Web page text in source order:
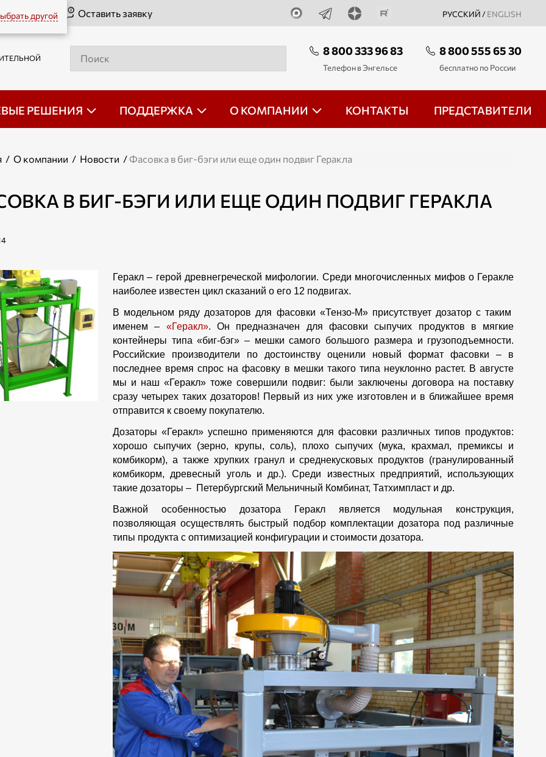
другой РУССКИЙ / ENGLISH
Оставить заявку
8 800 333 96 83
Телефон в Энгельсе
8 800 555 65 30
бесплатно по России
РЕШЕНИЯ ПОДДЕРЖКА О КОМПАНИИ КОНТАКТЫ ПРЕДСТАВИТЕЛИ
/ О компании / Новости /Фасовка в биг-бэги или еще один подвиг Геракла
В БИГ-БЭГИ ИЛИ ЕЩЕ ОДИН ПОДВИГ ГЕРАКЛА
Геракл – герой древнегреческой мифологии. Среди многочисленных мифов о Геракле
наиболее известен цикл сказаний о его 12 подвигах.
В модельном ряду дозаторов для фасовки «Тензо-М» присутствует дозатор с таким
именем – «Геракл». Он предназначен для фасовки сыпучих продуктов в мягкие
контейнеры типа «биг-бэг» – мешки самого большого размера и грузоподъемности.
Российские производители по достоинству оценили новый формат фасовки – в
последнее время спрос на фасовку в мешки такого типа неуклонно растет. В августе
мы и наш «Геракл» тоже совершили подвиг: были заключены договора на поставку
сразу четырех таких дозаторов! Первый из них уже изготовлен и в ближайшее время
отправится к своему покупателю.
Дозаторы «Геракл» успешно применяются для фасовки различных типов продуктов:
хорошо сыпучих (зерно, крупы, соль), плохо сыпучих (мука, крахмал, премиксы и
комбикорм), а также хрупких гранул и среднекусковых продуктов (гранулированный
комбикорм, древесный уголь и др.).Cреди известных предприятий, использующих
такие дозаторы – Петербургский Мельничный Комбинат, Татхимпласт и др.
Важной особенностью дозатора Геракл является модульная конструкция,
позволяющая осуществлять быстрый подбор комплектации дозатора под различные
типы продукта с оптимизацией конфигурации и стоимости дозатора.